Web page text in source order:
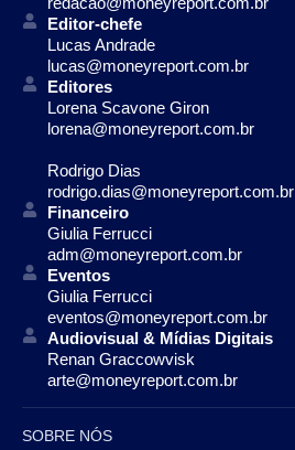
Editor-chefe
Lucas Andrade
lucas@moneyreport.com.br
Editores
Lorena Scavone Giron
lorena@moneyreport.com.br
Rodrigo Dias
rodrigo.dias@moneyreport.com.br
Financeiro
Giulia Ferrucci
adm@moneyreport.com.br
Eventos
Giulia Ferrucci
eventos@moneyreport.com.br
Audiovisual & Mídias Digitais
Renan Graccowvisk
arte@moneyreport.com.br
SOBRE NÓS